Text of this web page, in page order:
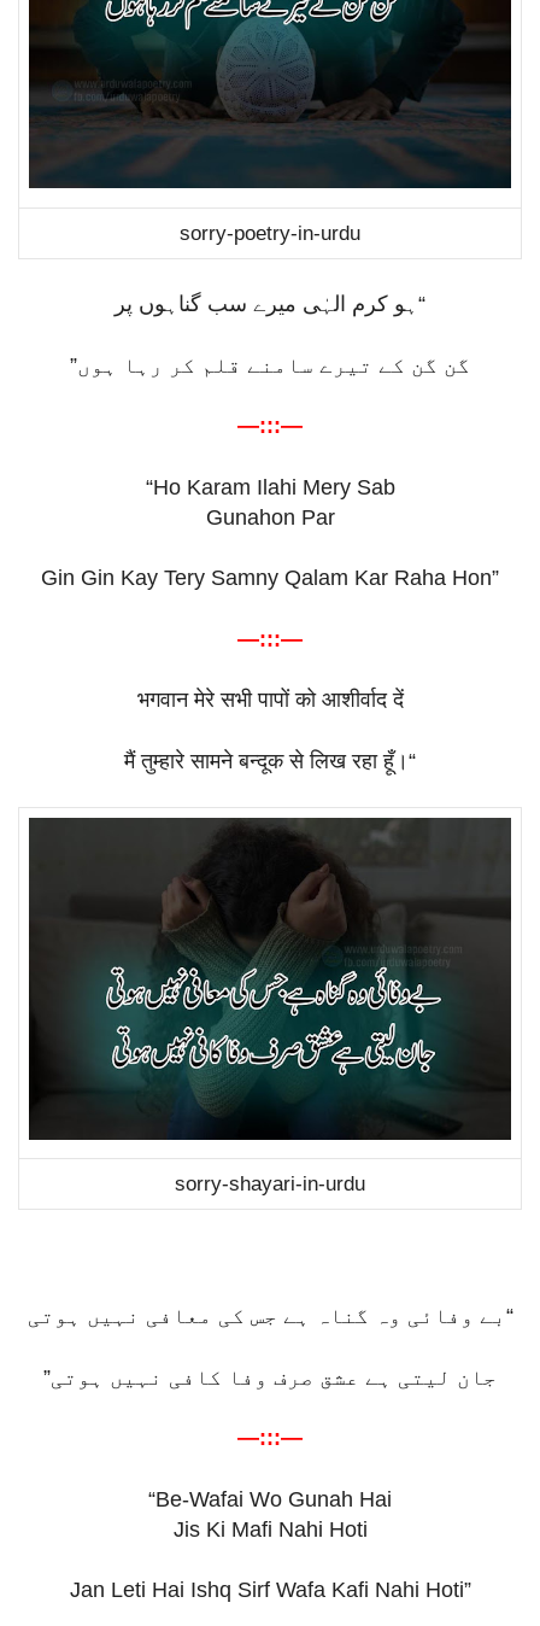
sorry-poetry-in-urdu
“ہو کرم الہٰی میرے سب گناہوں پر
گن گن کے تیرے سامنے قلم کر رہا ہوں”
—:::—
“Ho Karam Ilahi Mery Sab
Gunahon Par
Gin Gin Kay Tery Samny Qalam Kar Raha Hon”
—:::—
भगवान मेरे सभी पापों को आशीर्वाद दें
मैं तुम्हारे सामने बन्दूक से लिख रहा हूँ। “
sorry-shayari-in-urdu
“بے وفائی وہ گناہ ہے جس کی معافی نہیں ہوتی
جان لیتی ہے عشق صرف وفا کافی نہیں ہوتی”
—:::—
“Be-Wafai Wo Gunah Hai
Jis Ki Mafi Nahi Hoti
Jan Leti Hai Ishq Sirf Wafa Kafi Nahi Hoti”